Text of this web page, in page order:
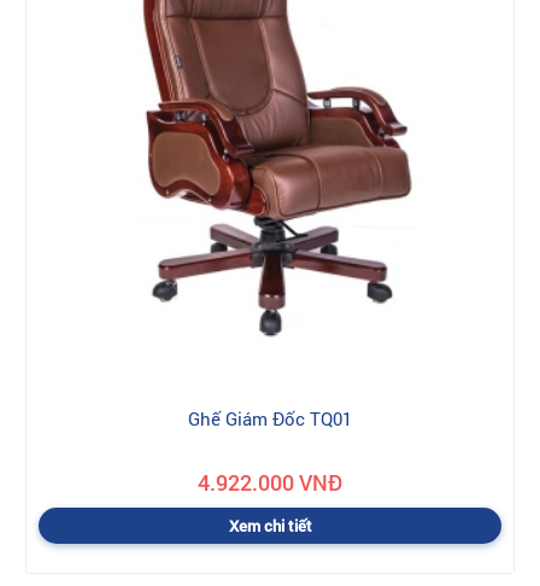
Ghế Giám Đốc TQ01
4.922.000 VNĐ
Xem chi tiết